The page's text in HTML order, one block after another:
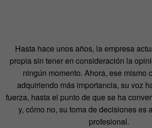
Hasta hace unos años, la empresa
propia sin tener en consideración la
ningún momento. Ahora, ese mismo
adquiriendo más importancia, su voz
fuerza, hasta el punto de que se ha
y, cómo no, su toma de decisiones es
profesional.